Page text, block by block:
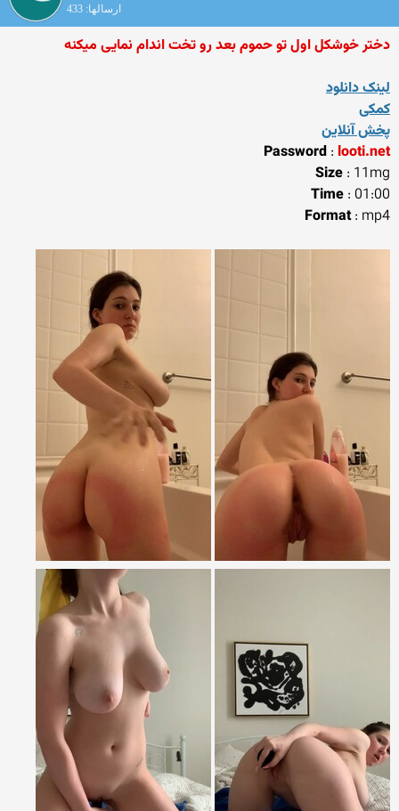
ارسالها: 433
دختر خوشکل اول تو حموم بعد رو تخت اندام نمایی میکنه
لینک دانلود
کمکی
پخش آنلاین
Password : looti.net
Size : 11mg
Time : 01:00
Format: mp4